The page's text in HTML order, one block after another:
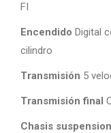
FI
Encendido Digital
cilindro
Transmisión 5
Transmisión final
Chasis